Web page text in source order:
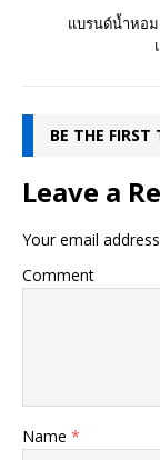
แบรนด์น้ำหอม
BE THE
Leave a
Your email
Comment
Name *